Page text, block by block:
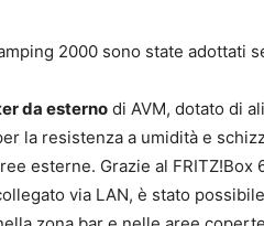
2000 sono state adottati
da esterno di AVM, dotato di
la resistenza a umidità e
esterne. Grazie al FRITZ!Box
via LAN, è stato